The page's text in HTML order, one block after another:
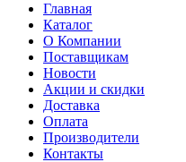
Главная
Каталог
О Компании
Поставщикам
Новости
Акции и скидки
Доставка
Оплата
Производители
Контакты